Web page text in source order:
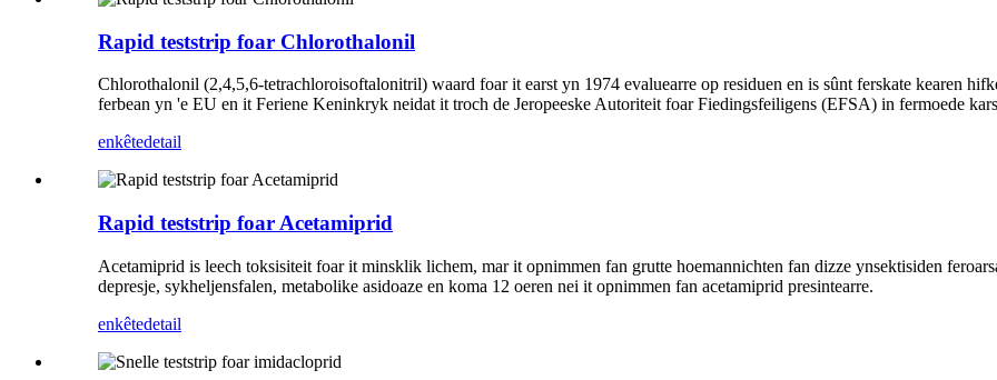
Rapid teststrip foar Chlorothalonil
Chlorothalonil (2,4,5,6-tetrachloroisoftalonitril) waard foar it earst yn 1974 evaluearre op residuen en is sûnt ferskate kearen
ferbean yn 'e EU en it Feriene Keninkryk neidat it troch de Jeropeeske Autoriteit foar Fiedingsfeiligens (EFSA) in fermoede
enkêtedetail
Rapid teststrip foar Acetamiprid
Acetamiprid is leech toksisiteit foar it minsklik lichem, mar it opnimmen fan grutte hoemannichten fan dizze ynsektisiden
depresje, sykheljensfalen, metabolike asidoaze en koma 12 oeren nei it opnimmen fan acetamiprid presintearre.
enkêtedetail